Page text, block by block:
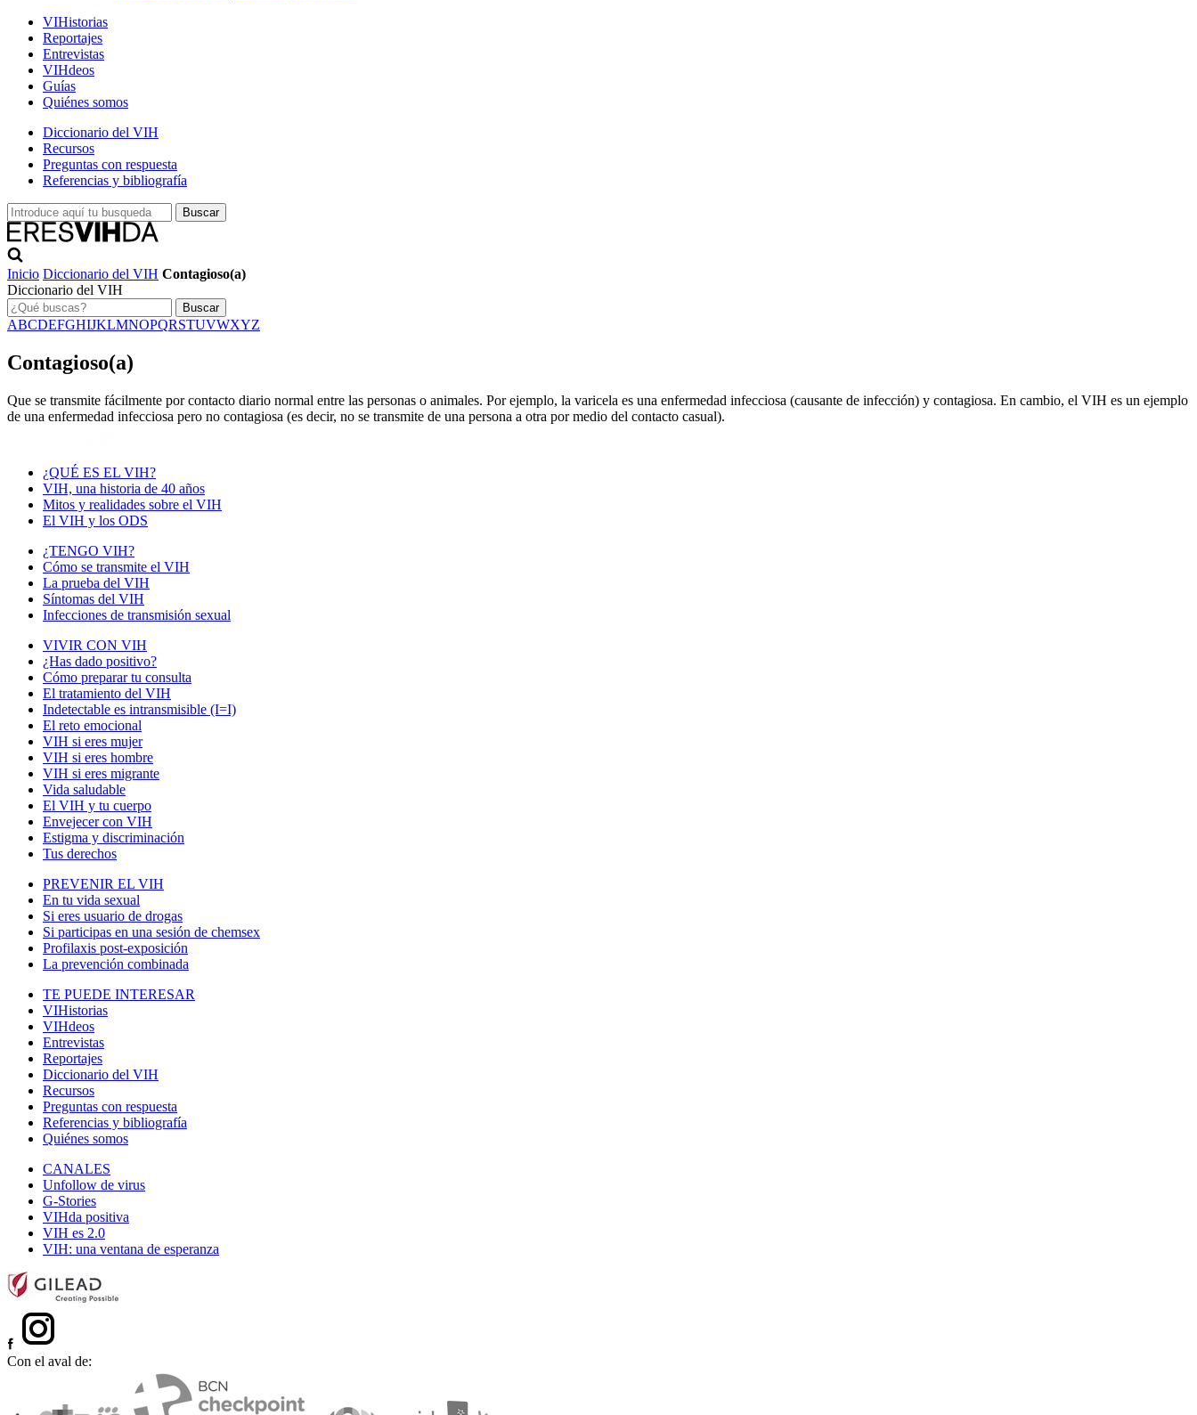
VIHistorias
Reportajes
Entrevistas
VIHdeos
Guías
Quiénes somos
Diccionario del VIH
Recursos
Preguntas con respuesta
Referencias y bibliografía
Inicio Diccionario del VIH Contagioso(a)
Diccionario del VIH
Buscar
ABCDEFGHIJKLMNOPQRSTUVWXYZ
Contagioso(a)
Que se transmite fácilmente por contacto diario normal entre las personas o animales. Por ejemplo, la varicela es una enfermedad infecciosa (causante de infección) y contagiosa. En cambio, el VIH es un ejemplo
de una enfermedad infecciosa pero no contagiosa (es decir, no se transmite de una persona a otra por medio del contacto casual).
¿QUÉ ES EL VIH?
VIH, una historia de 40 años
Mitos y realidades sobre el VIH
El VIH y los ODS
¿TENGO VIH?
Cómo se transmite el VIH
La prueba del VIH
Síntomas del VIH
Infecciones de transmisión sexual
VIVIR CON VIH
¿Has dado positivo?
Cómo preparar tu consulta
El tratamiento del VIH
Indetectable es intransmisible (I=I)
El reto emocional
VIH si eres mujer
VIH si eres hombre
VIH si eres migrante
Vida saludable
El VIH y tu cuerpo
Envejecer con VIH
Estigma y discriminación
Tus derechos
PREVENIR EL VIH
En tu vida sexual
Si eres usuario de drogas
Si participas en una sesión de chemsex
Profilaxis post-exposición
La prevención combinada
TE PUEDE INTERESAR
VIHistorias
VIHdeos
Entrevistas
Reportajes
Diccionario del VIH
Recursos
Preguntas con respuesta
Referencias y bibliografía
Quiénes somos
CANALES
Unfollow de virus
G-Stories
VIHda positiva
VIH es 2.0
VIH: una ventana de esperanza
Con el aval de: